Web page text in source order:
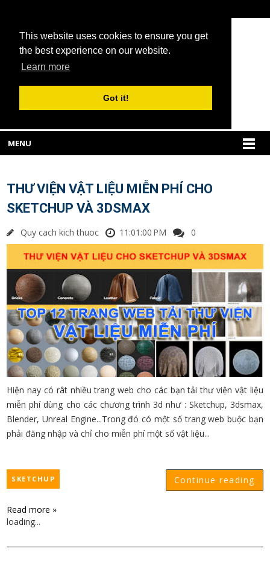
This website uses cookies to ensure you get
the best experience on our website.
Learn more
Got it!
MENU
THƯ VIỆN VẬT LIỆU MIỄN PHÍ CHO
SKETCHUP VÀ 3DSMAX
Quy cach kich thuoc 11:01:00 PM 0
Hiện nay có rât nhiều trang web cho các bạn tải thư viện vật liệu
miễn phí dùng cho các chương trình 3d như : Sketchup, 3dsmax,
Blender, Unreal Engine...Trong đó có một số trang web buộc bạn
phải đăng nhập và chỉ cho miễn phí một số vật liệu...
Continue reading
SKETCHUP
Read more »
loading...